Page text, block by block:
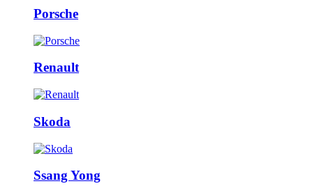
Porsche
Renault
Skoda
Ssang Yong